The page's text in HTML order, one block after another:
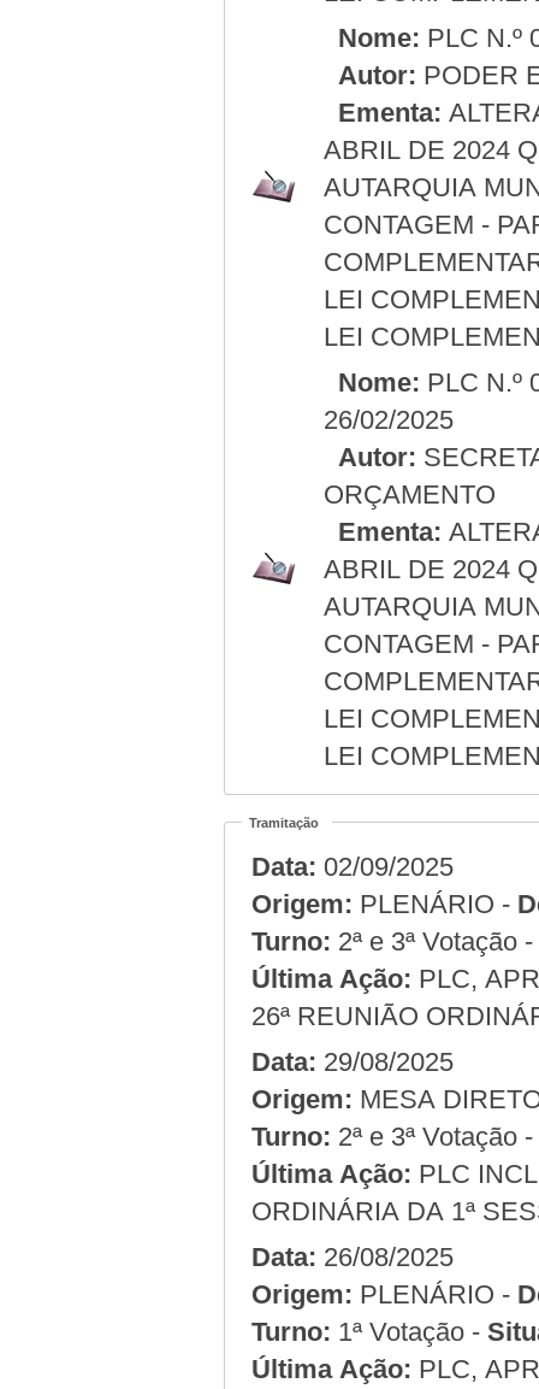
Nome: PLC N.º
Autor: PODER
Ementa:
ABRIL DE 2024
AUTARQUIA
CONTAGEM -
LEI
LEI
Nome: PLC N.º
26/02/2025
Autor:
ORÇAMENTO
Ementa:
ABRIL DE 2024
AUTARQUIA
CONTAGEM -
LEI
LEI
Tramitação
Data: 02/09/2025
Origem:
PLENÁRIO -
Turno:
2ª e 3ª Votação -
Última Ação: PLC,
26ª REUNIÃO
Data: 29/08/2025
Origem:
Turno:
2ª e 3ª Votação -
Última Ação: PLC
ORDINÁRIA DA 1ª
Data: 26/08/2025
Origem:
PLENÁRIO -
Turno:
1ª Votação -
Última Ação: PLC,